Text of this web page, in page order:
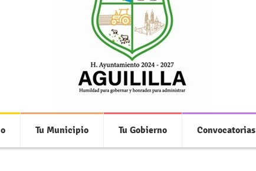
Tu Municipio Tu Gobierno Convocatorias
Cuentas Claras
Toda la información financiera